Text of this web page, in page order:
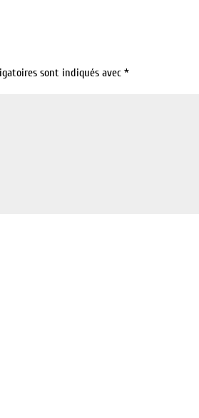
sont indiqués avec*